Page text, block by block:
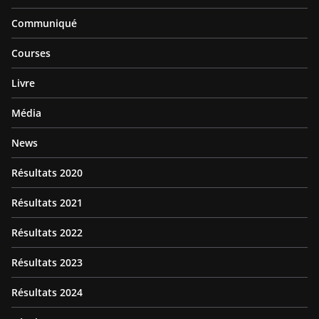
Communiqué
Courses
Livre
Média
News
Résultats 2020
Résultats 2021
Résultats 2022
Résultats 2023
Résultats 2024